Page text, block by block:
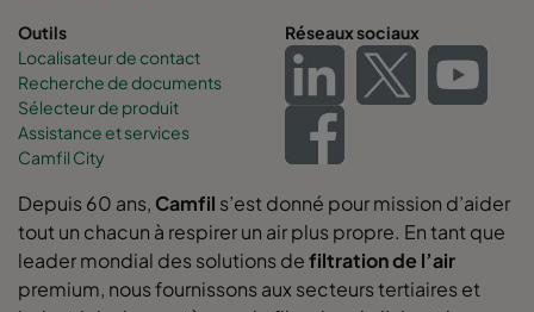
0160 592x592x370-12 ePM1 60% F7
0160 592x490x370-12 ePM1 60% F7
0160 592x287x370-12 ePM1 60% F7
0160 287x592x370-6
Outils
Localisateur de contact
Recherche de documents
Sélecteur de produit
Assistance et services
Camfil City
Réseaux sociaux
Depuis 60 ans, Camfil s’est donné pour mission d’aider
tout un chacun à respirer un air plus propre. En tant que
leader mondial des solutions defiltration de l’air
premium, nous fournissons aux secteurs tertiaires et